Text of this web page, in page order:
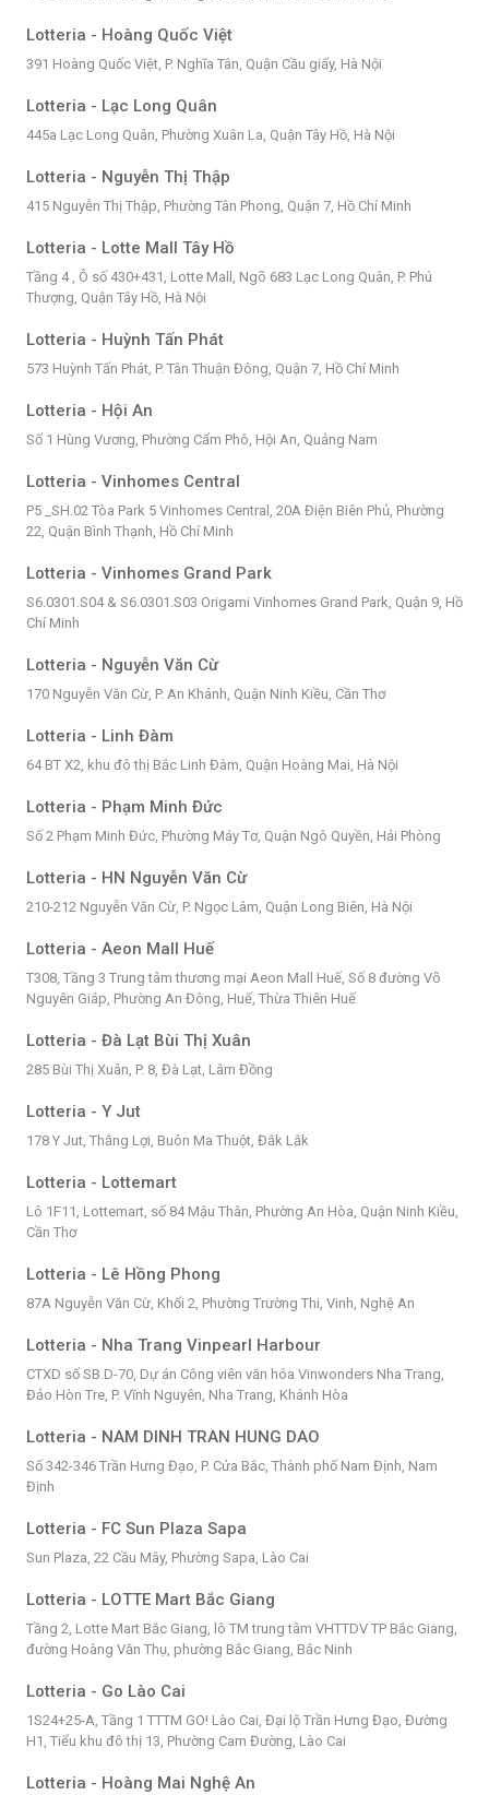
Lotteria - Hoàng Quốc Việt
391 Hoàng Quốc Việt, P. Nghĩa Tân, Quận Cầu giấy, Hà Nội
Lotteria - Lạc Long Quân
445a Lạc Long Quân, Phường Xuân La, Quận Tây Hồ, Hà Nội
Lotteria - Nguyễn Thị Thập
415 Nguyễn Thị Thập, Phường Tân Phong, Quận 7, Hồ Chí Minh
Lotteria - Lotte Mall Tây Hồ
Tầng 4 , Ô số 430+431, Lotte Mall, Ngõ 683 Lạc Long Quân, P. Phú
Thượng, Quận Tây Hồ, Hà Nội
Lotteria - Huỳnh Tấn Phát
573 Huỳnh Tấn Phát, P. Tân Thuận Đông, Quận 7, Hồ Chí Minh
Lotteria - Hội An
Số 1 Hùng Vương, Phường Cẩm Phô, Hội An, Quảng Nam
Lotteria - Vinhomes Central
P5 _SH.02 Tòa Park 5 Vinhomes Central, 20A Điện Biên Phủ, Phường
22, Quận Bình Thạnh, Hồ Chí Minh
Lotteria - Vinhomes Grand Park
S6.0301.S04 & S6.0301.S03 Origami Vinhomes Grand Park, Quận 9, Hồ
Chí Minh
Lotteria - Nguyễn Văn Cừ
170 Nguyễn Văn Cừ, P. An Khánh, Quận Ninh Kiều, Cần Thơ
Lotteria - Linh Đàm
64 BT X2, khu đô thị Bắc Linh Đàm, Quận Hoàng Mai, Hà Nội
Lotteria - Phạm Minh Đức
Số 2 Phạm Minh Đức, Phường Máy Tơ, Quận Ngô Quyền, Hải Phòng
Lotteria - HN Nguyễn Văn Cừ
210-212 Nguyễn Văn Cừ, P. Ngọc Lâm, Quận Long Biên, Hà Nội
Lotteria - Aeon Mall Huế
T308, Tầng 3 Trung tâm thương mại Aeon Mall Huế, Số 8 đường Võ
Nguyên Giáp, Phường An Đông, Huế, Thừa Thiên Huế
Lotteria - Đà Lạt Bùi Thị Xuân
285 Bùi Thị Xuân, P. 8, Đà Lạt, Lâm Đồng
Lotteria - Y Jut
178 Y Jut, Thắng Lợi, Buôn Ma Thuột, Đắk Lắk
Lotteria - Lottemart
Lô 1F11, Lottemart, số 84 Mậu Thân, Phường An Hòa, Quận Ninh Kiều,
Cần Thơ
Lotteria - Lê Hồng Phong
87A Nguyễn Văn Cừ, Khối 2, Phường Trường Thi, Vinh, Nghệ An
Lotteria - Nha Trang Vinpearl Harbour
CTXD số SB.D-70, Dự án Công viên văn hóa Vinwonders Nha Trang,
Đảo Hòn Tre, P. Vĩnh Nguyên, Nha Trang, Khánh Hòa
Lotteria - NAM DINH TRAN HUNG DAO
Số 342-346 Trần Hưng Đạo, P. Cửa Bắc, Thành phố Nam Định, Nam
Định
Lotteria - FC Sun Plaza Sapa
Sun Plaza, 22 Cầu Mây, Phường Sapa, Lào Cai
Lotteria - LOTTE Mart Bắc Giang
Tầng 2, Lotte Mart Bắc Giang, lô TM trung tâm VHTTDV TP Bắc Giang,
đường Hoàng Văn Thụ, phường Bắc Giang, Bắc Ninh
Lotteria - Go Lào Cai
1S24+25-A, Tầng 1 TTTM GO! Lào Cai, Đại lộ Trần Hưng Đạo, Đường
H1, Tiểu khu đô thị 13, Phường Cam Đường, Lào Cai
Lotteria - Hoàng Mai Nghệ An